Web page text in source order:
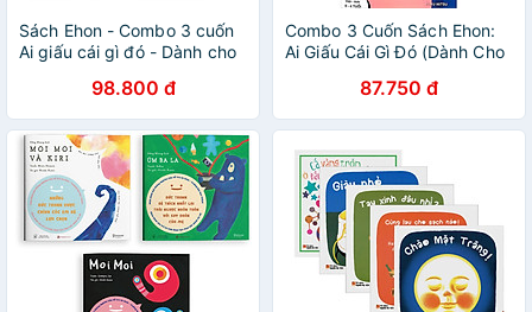
Sách Ehon - Combo 3 cuốn
Ai giấu cái gì đó - Dành cho
98.800 đ
Combo 3 Cuốn Sách Ehon:
Ai Giấu Cái Gì Đó (Dành Cho
87.750 đ